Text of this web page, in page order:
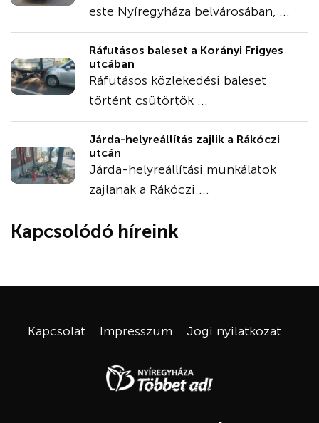
este Nyíregyháza belvárosában, ...
Ráfutásos baleset a Korányi Frigyes
utcában
Ráfutásos közlekedési baleset
történt csütörtök ...
Járda-helyreállítás zajlik a Rákóczi
utcán
Járda-helyreállítási munkálatok
zajlanak a Rákóczi ...
Kapcsolódó híreink
Kapcsolat Impresszum Jogi nyilatkozat